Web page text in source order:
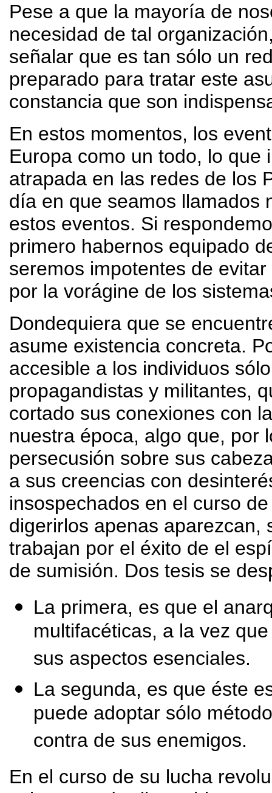
Pese a que la mayoría de
necesidad de tal
señalar que es tan sólo un
preparado para tratar este
constancia que son
En estos momentos, los
Europa como un todo, lo que
atrapada en las redes de los
día en que seamos llamados
estos eventos. Si
primero habernos equipado
seremos impotentes de
por la vorágine de los
Dondequiera que se
asume existencia concreta.
accesible a los individuos
propagandistas y militantes,
cortado sus conexiones con
nuestra época, algo que, por
persecusión sobre sus
a sus creencias con
insospechados en el curso
digerirlos apenas aparezcan,
trabajan por el éxito de el
de sumisión. Dos tesis se
La primera, es que el
multifacéticas, a la vez
sus aspectos esenciales.
La segunda, es que éste
puede adoptar sólo
contra de sus enemigos.
En el curso de su lucha